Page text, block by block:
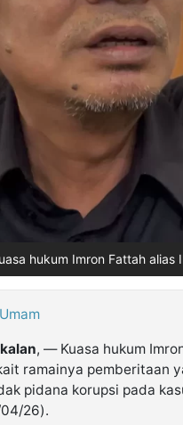
hukum Imron Fattah alias
, — Kuasa hukum
ramainya pemberitaan
pidana korupsi pada
26).